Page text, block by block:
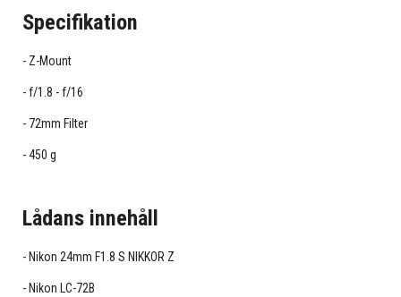
Specifikation
Z-Mount
f/1.8 - f/16
72mm Filter
450 g
Lådans innehåll
Nikon 24mm F1.8 S NIKKOR Z
Nikon LC-72B